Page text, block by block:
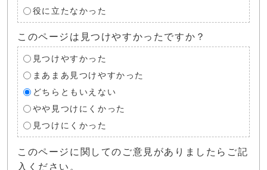
役に立たなかった
このページは見つけやすかったですか？
見つけやすかった
まあまあ見つけやすかった
どちらともいえない
やや見つけにくかった
見つけにくかった
このページに関してのご意見がありましたらご記
入ください。